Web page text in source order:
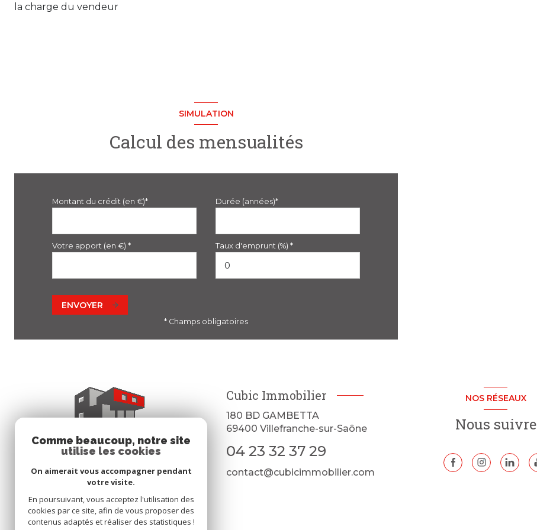
la charge du vendeur
SIMULATION
Calcul des mensualités
Montant du crédit (en €)* Durée (années)*
Votre apport (en €) * Taux d'emprunt (%) *
ENVOYER
* Champs obligatoires
Cubic Immobilier
180 BD GAMBETTA
69400 Villefranche-sur-Saône
04 23 32 37 29
contact@cubicimmobilier.com
NOS RÉSEAUX
Nous suivre
Comme beaucoup, notre site
utilise les cookies
On aimerait vous accompagner pendant
votre visite.
En poursuivant, vous acceptez l'utilisation des
cookies par ce site, afin de vous proposer des
contenus adaptés et réaliser des statistiques !